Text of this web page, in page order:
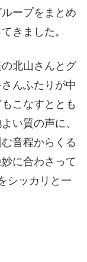
ープをまとめ
きました。
北山さんとグ
んふたりが中
こなすととも
い質の声に、
音程からくる
に合わさって
シッカリと一